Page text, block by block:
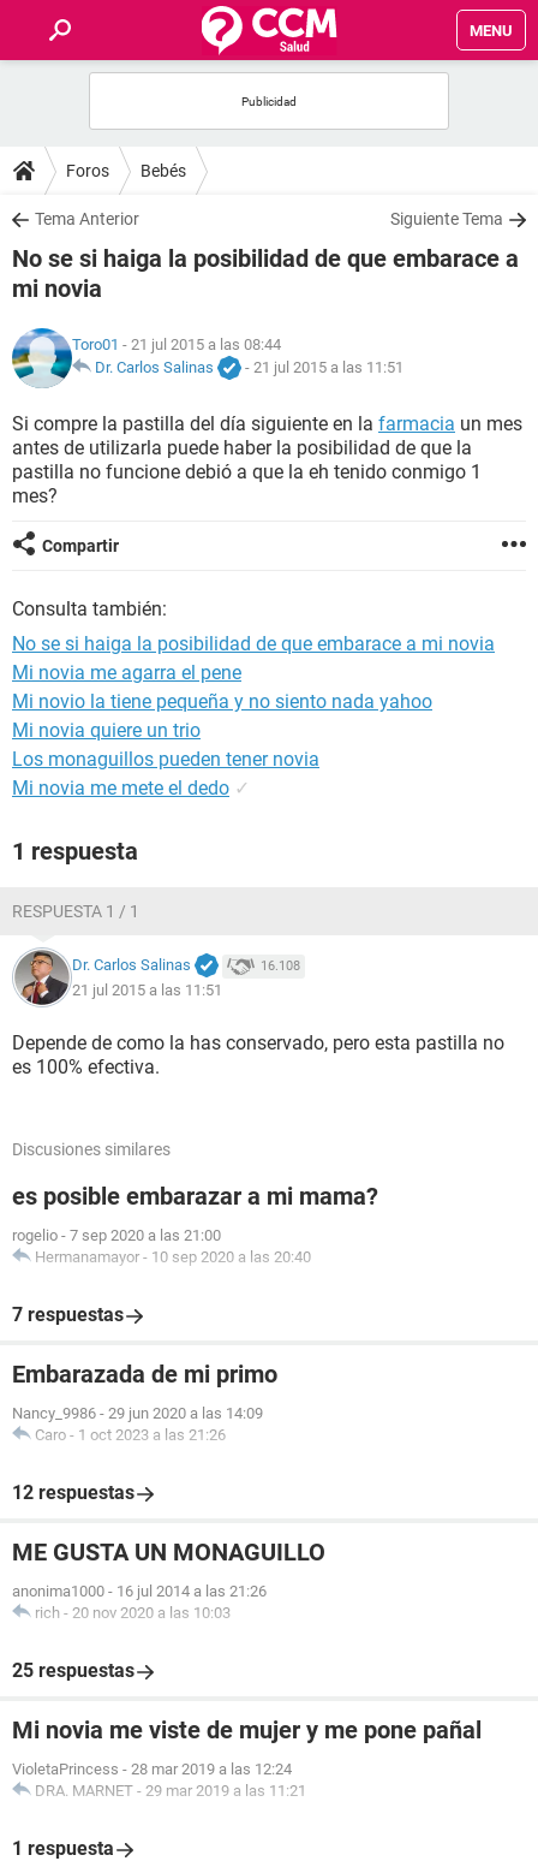
MENU
FOROS
SALUD
FAMILIA
NUTRICIÓN
SEXUALIDAD
Foros Bebés
Tema Anterior Siguiente Tema
No se si haiga la posibilidad de que embarace a
mi novia
Toro01 - 21 jul 2015 a las 08:44
Dr. Carlos Salinas
- 21 jul 2015 a las 11:51
Si compre la pastilla del día siguiente en la farmacia un mes
antes de utilizarla puede haber la posibilidad de que la
pastilla no funcione debió a que la eh tenido conmigo 1
mes?
Compartir
Consulta también:
No se si haiga la posibilidad de que embarace a mi novia
Mi novia me agarra el pene
Mi novio la tiene pequeña y no siento nada yahoo
Mi novia quiere un trio
Los monaguillos pueden tener novia
Mi novia me mete el dedo ✓
1 respuesta
RESPUESTA 1 / 1
Dr. Carlos Salinas 16.108
21 jul 2015 a las 11:51
Depende de como la has conservado, pero esta pastilla no
es 100% efectiva.
Discusiones similares
es posible embarazar a mi mama?
rogelio - 7 sep 2020 a las 21:00
Hermanamayor - 10 sep 2020 a las 20:40
7 respuestas
Embarazada de mi primo
Nancy_9986 - 29 jun 2020 a las 14:09
Caro - 1 oct 2023 a las 21:26
12 respuestas
ME GUSTA UN MONAGUILLO
anonima1000 - 16 jul 2014 a las 21:26
rich - 20 nov 2020 a las 10:03
25 respuestas
Mi novia me viste de mujer y me pone pañal
VioletaPrincess - 28 mar 2019 a las 12:24
DRA. MARNET - 29 mar 2019 a las 11:21
1 respuesta